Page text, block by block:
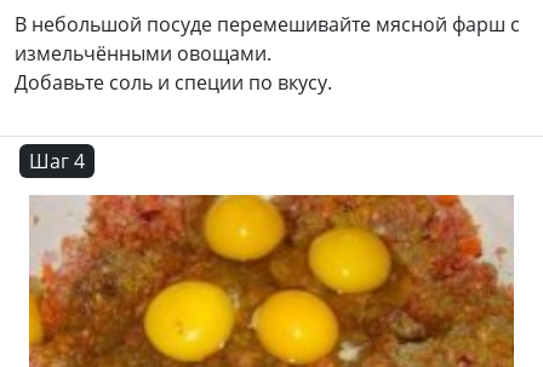
В небольшой посуде перемешивайте мясной фарш с
измельчёнными овощами.
Добавьте соль и специи по вкусу.
Шаг 4